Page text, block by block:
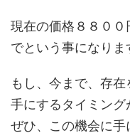
現在の価格８８００
でという事になりま
もし、今まで、存在
手にするタイミング
ぜひ、この機会に